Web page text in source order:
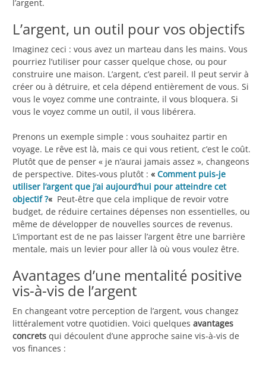
l’argent.
L’argent, un outil pour vos objectifs
Imaginez ceci : vous avez un marteau dans les mains. Vous
pourriez l’utiliser pour casser quelque chose, ou pour
construire une maison. L’argent, c’est pareil. Il peut servir à
créer ou à détruire, et cela dépend entièrement de vous. Si
vous le voyez comme une contrainte, il vous bloquera. Si
vous le voyez comme un outil, il vous libérera.
Prenons un exemple simple : vous souhaitez partir en
voyage. Le rêve est là, mais ce qui vous retient, c’est le coût.
Plutôt que de penser « je n’aurai jamais assez », changeons
de perspective. Dites-vous plutôt : « Comment puis-je
utiliser l’argent que j’ai aujourd’hui pour atteindre cet
objectif ?« Peut-être que cela implique de revoir votre
budget, de réduire certaines dépenses non essentielles, ou
même de développer de nouvelles sources de revenus.
L’important est de ne pas laisser l’argent être une barrière
mentale, mais un levier pour aller là où vous voulez être.
Avantages d’une mentalité positive
vis-à-vis de l’argent
En changeant votre perception de l’argent, vous changez
littéralement votre quotidien. Voici quelques avantages
concrets qui découlent d’une approche saine vis-à-vis de
vos finances :